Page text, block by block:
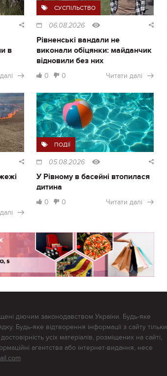
в
СУСПІЛЬСТВО
06.08.2026
Рівненські вандали не
виконали обіцянки: майданчик
відновили без них
0 0 Читати далі
ПОДІЇ
05.08.2026
У Рівному в басейні втопилася
дитина
0 0 Читати далі
діючим законодавством України. Будь-яке
Будь-яке відтворення інформації з сайту тільки
усіх матеріалів, розміщених на сайті,
агентства або інтернет-видання, несе